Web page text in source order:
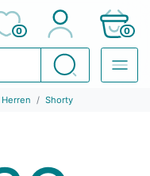
Suchen
0 0
Herren Shorty